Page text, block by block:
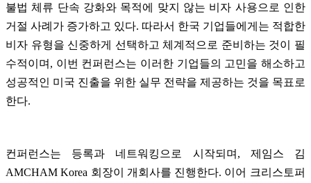
불법 체류 단속 강화와 목적에 맞지 않는 비자 사용으로 인한
거절 사례가 증가하고 있다. 따라서 한국 기업들에게는 적합한
비자 유형을 신중하게 선택하고 체계적으로 준비하는 것이 필
수적이며 , 이번 컨퍼런스는 이러한 기업들의 고민을 해소하고
성공적인 미국 진출을 위한 실무 전략을 제공하는 것을 목표로
한다.
컨퍼런스는 등록과 네트워킹으로 시작되며 , 제임스 김
AMCHAM Korea 회장이 개회사를 진행한다. 이어 크리스토퍼